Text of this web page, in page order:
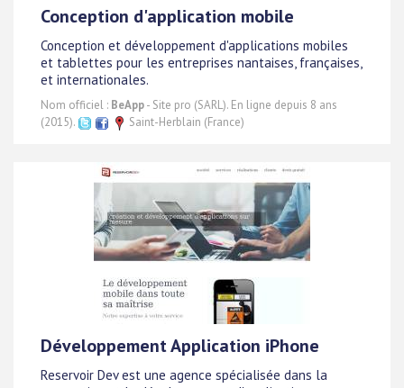
Conception d'application mobile
Conception et développement d'applications mobiles
et tablettes pour les entreprises nantaises, françaises,
et internationales.
Nom officiel : BeApp- Site pro (SARL). En ligne depuis 8 ans
(2015).
Saint-Herblain (France)
Développement Application iPhone
Reservoir Dev est une agence spécialisée dans la